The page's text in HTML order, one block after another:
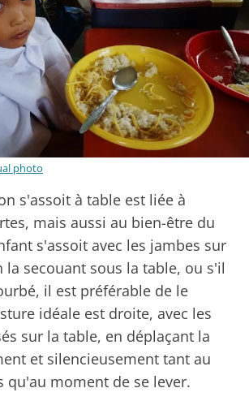
photo
s'assoit à table est liée à
mais aussi au bien-être du
s'assoit avec les jambes sur
la secouant sous la table, ou s'il
il est préférable de le
idéale est droite, avec les
sur la table, en déplaçant la
et silencieusement tant au
qu'au moment de se lever.